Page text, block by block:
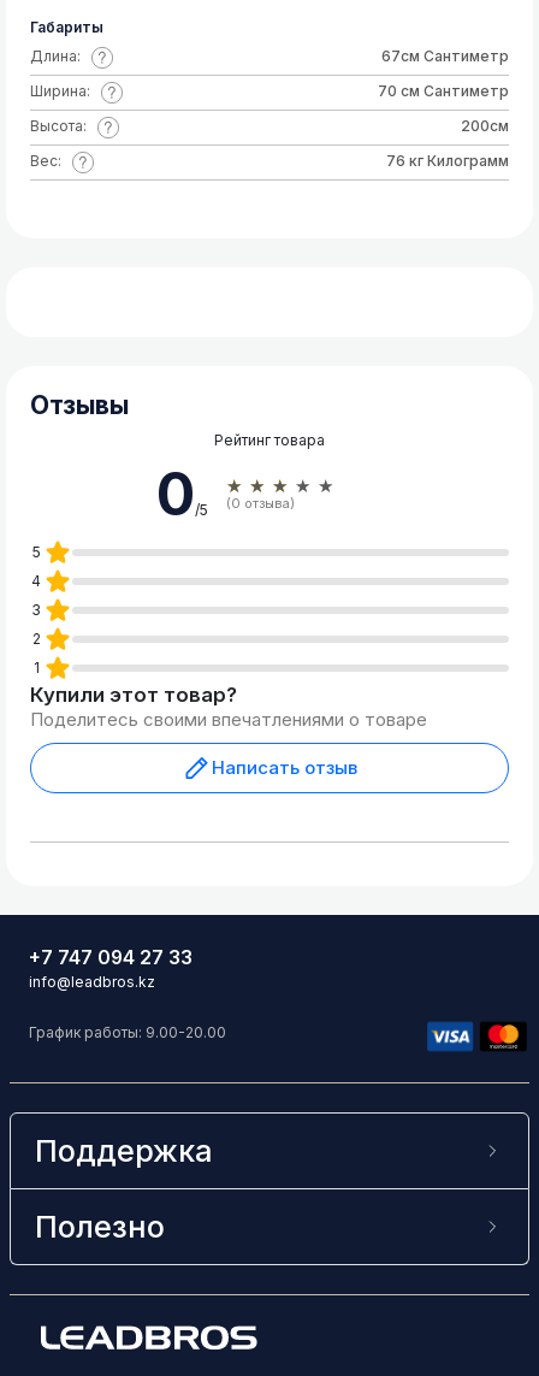
Габариты
Длина:
67см Сантиметр
Ширина:
70 см Сантиметр
Высота:
200см
Вес:
76 кг Килограмм
Отзывы
Рейтинг товара
0/5
★★★★★
(0 отзыва)
5
4
3
2
1
Купили этот товар?
Поделитесь своими впечатлениями о товаре
Написать отзыв
Поддержка
Полезно
+7 747 094 27 33
info@leadbros.kz
График работы: 9.00-20.00